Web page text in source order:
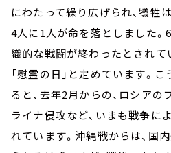
にわたって繰り広げられ、犠牲
4人に1人が命を落としました。
織的な戦闘が終わったとされて
「慰霊の日」と定めています。
ると、去年2月からの、ロシア
ライナ侵攻など、いまも戦争に
れています。沖縄戦からは、国